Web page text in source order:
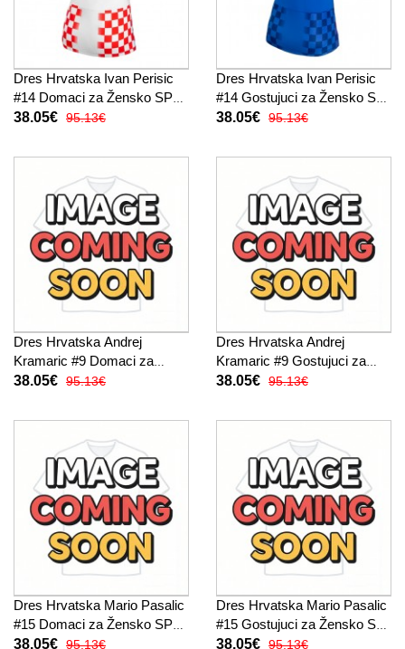
Dres Hrvatska Ivan Perisic
#14 Domaci za Žensko SP
2026 Kratak Rukav
38.05€ 95.13€
Dres Hrvatska Ivan Perisic
#14 Gostujuci za Žensko SP
2026 Kratak Rukav
38.05€ 95.13€
Dres Hrvatska Andrej
Kramaric #9 Domaci za
Žensko SP 2026 Kratak
38.05€ 95.13€
Dres Hrvatska Andrej
Kramaric #9 Gostujuci za
Žensko SP 2026 Kratak
38.05€ 95.13€
Dres Hrvatska Mario Pasalic
#15 Domaci za Žensko SP
2026 Kratak Rukav
38.05€ 95.13€
Dres Hrvatska Mario Pasalic
#15 Gostujuci za Žensko SP
2026 Kratak Rukav
38.05€ 95.13€